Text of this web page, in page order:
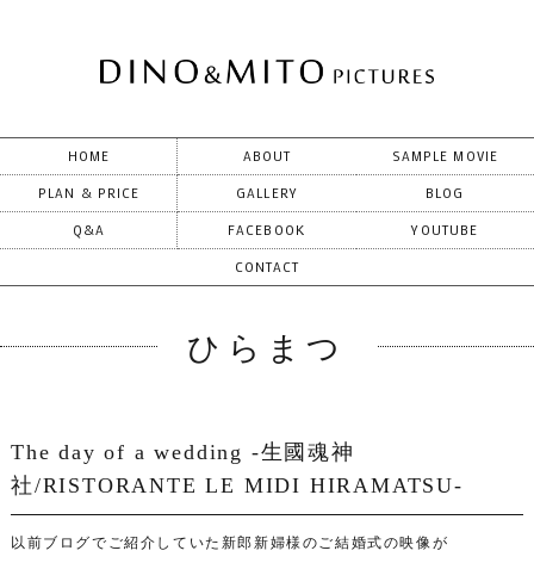
HOME ABOUT SAMPLE MOVIE
PLAN & PRICE GALLERY BLOG
Q&A FACEBOOK YOUTUBE
CONTACT
ひらまつ
The day of a wedding -生國魂神
社/RISTORANTE LE MIDI HIRAMATSU-
以前ブログでご紹介していた新郎新婦様のご結婚式の映像が